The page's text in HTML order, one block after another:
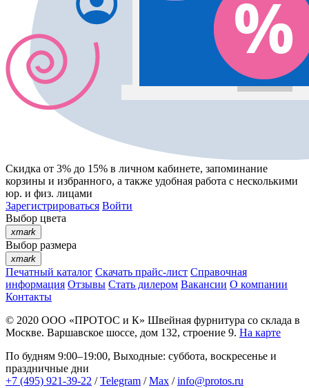
Скидка от 3% до 15% в личном кабинете, запоминание
корзины и избранного, а также удобная работа с несколькими
юр. и физ. лицами
Зарегистрироваться Войти
Выбор цвета
xmark
Выбор размера
xmark
Печатный каталог Скачать прайс-лист Справочная
информация Отзывы Стать дилером Вакансии О компании
Контакты
© 2020 ООО «ПРОТОС и К» Швейная фурнитура со склада в
Москве. Варшавское шоссе, дом 132, строение 9. На карте
По будням 9:00–19:00, Выходные: суббота, воскресенье и
праздничные дни
+7 (495) 921-39-22 /Telegram /Max /info@protos.ru